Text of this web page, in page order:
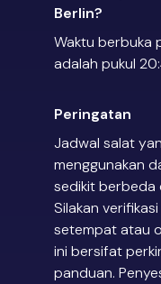
Berlin?
Waktu berbuka
adalah pukul
Peringatan
Jadwal salat
menggunakan
sedikit berbeda
Silakan
setempat atau
ini bersifat
panduan.